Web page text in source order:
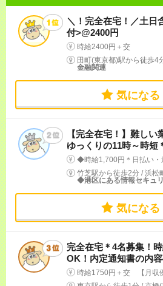
＼！完全在宅！／土日
付>@2400円
時給2400円＋交
田町(東京都)駅から徒歩4
金融関連
気になる
【完全在宅！】難しい
ゆっくりの11時～時短
◆時給1,700円＊日払い・週払いOK＊昇給あり♪【月収例
竹芝駅から徒歩2分 /浜松
◆港区にある情報セキュ
気になる
完全在宅＊4名募集！
OK！内定通知書の内
時給1750円＋交 【月収例】290,937円～ ■給